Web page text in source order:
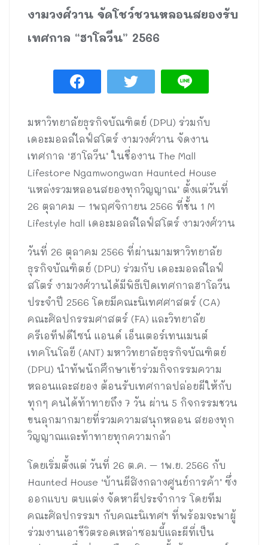
งามวงศ์วาน จัดโชว์ชวนหลอนสยองรับ
เทศกาล “ฮาโลวีน” 2566
มหาวิทยาลัยธุรกิจบัณฑิตย์ (DPU) ร่วมกับ
เดอะมอลล์ไลฟ์สโตร์ งามวงศ์วาน จัดงาน
เทศกาล ‘ฮาโลวีน’ ในชื่องาน The Mall
Lifestore Ngamwongwan Haunted House
‘แหล่งรวมหลอนสยองทุกวิญญาณ’ ตั้งแต่วันที่
26 ตุลาคม – 1พฤศจิกายน 2566 ที่ชั้น 1 M
Lifestyle hall เดอะมอลล์ไลฟ์สโตร์ งามวงศ์วาน
วันที่ 26 ตุลาคม 2566 ที่ผ่านมามหาวิทยาลัย
ธุรกิจบัณฑิตย์ (DPU) ร่วมกับ เดอะมอลล์ไลฟ์
สโตร์ งามวงศ์วานได้มีพิธีเปิดเทศกาลฮาโลวีน
ประจำปี 2566 โดยมีคณะนิเทศศาสตร์ (CA)
คณะศิลปกรรมศาสตร์ (FA) และวิทยาลัย
ครีเอทีฟดีไซน์ แอนด์ เอ็นเตอร์เทนเมนต์
เทคโนโลยี (ANT) มหาวิทยาลัยธุรกิจบัณฑิตย์
(DPU) นำทัพนักศึกษาเข้าร่วมกิจกรรมความ
หลอนและสยอง ต้อนรับเทศกาลปล่อยผีให้กับ
ทุกๆ คนได้ท้าทายถึง 7 วัน ผ่าน 5 กิจกรรมชวน
ขนลุกมากมายที่รวมความสนุกหลอน สยองทุก
วิญญาณและท้าทายทุกความกล้า
โดยเริ่มตั้งแต่ วันที่ 26 ต.ค. – 1พ.ย. 2566 กับ
Haunted House ‘บ้านผีสิงกลางศูนย์การค้า’ ซึ่ง
ออกแบบ ตบแต่ง จัดหาผีประจำการ โดยทีม
คณะศิลปกรรมฯ กับคณะนิเทศฯ ที่พร้อมจะพาผู้
ร่วมงานเอาชีวิตรอดเหล่าซอมบี้และผีที่เป็น